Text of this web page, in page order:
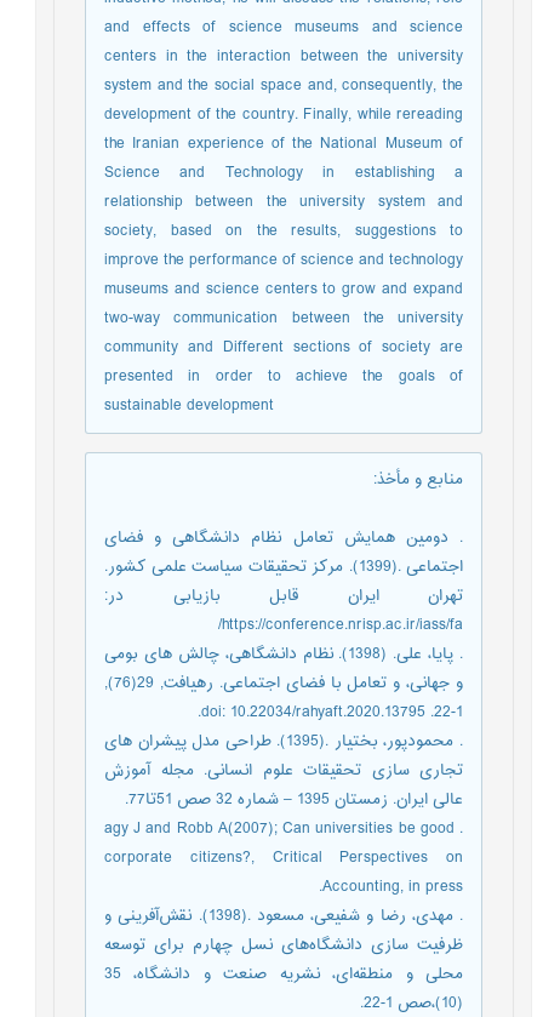
and effects of science museums and science
centers in the interaction between the university
system and the social space and, consequently, the
development of the country. Finally, while rereading
the Iranian experience of the National Museum of
Science and Technology in establishing a
relationship between the university system and
society, based on the results, suggestions to
improve the performance of science and technology
museums and science centers to grow and expand
two-way communication between the university
community and Different sections of society are
presented in order to achieve the goals of
sustainable development
منابع و مأخذ:
. دومین همایش تعامل نظام دانشگاهی و فضای
اجتماعی .(1399). مرکز تحقیقات سیاست علمی کشور.
تهران ایران قابل بازیابی در:
https://conference.nrisp.ac.ir/iass/fa/
. پایا، علی. (1398). نظام دانشگاهی، چالش های بومی
و جهانی، و تعامل با فضای اجتماعی. رهیافت, 29(76),
. محمودپور، بختیار .(1395). طراحی مدل پیشران های
تجاری سازی تحقیقات علوم انسانی. مجله آموزش
عالی ایران. زمستان 1395 – شماره 32 صص 51تا77.
. agy J and Robb A(2007); Can universities be good
corporate citizens?, Critical Perspectives on
Accounting, in press.
. مهدی، رضا و شفیعی، مسعود .(1398). نقش‌آفرینی و
ظرفیت سازی دانشگاه‌های نسل چهارم برای توسعه
محلی و منطقه‌ای، نشریه صنعت و دانشگاه، 35